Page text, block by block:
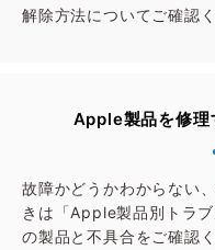
解除方法についてご確認く
Apple製品を修理
故障かどうかわからない
きは「Apple製品別トラ
の製品と不具合をご確認く